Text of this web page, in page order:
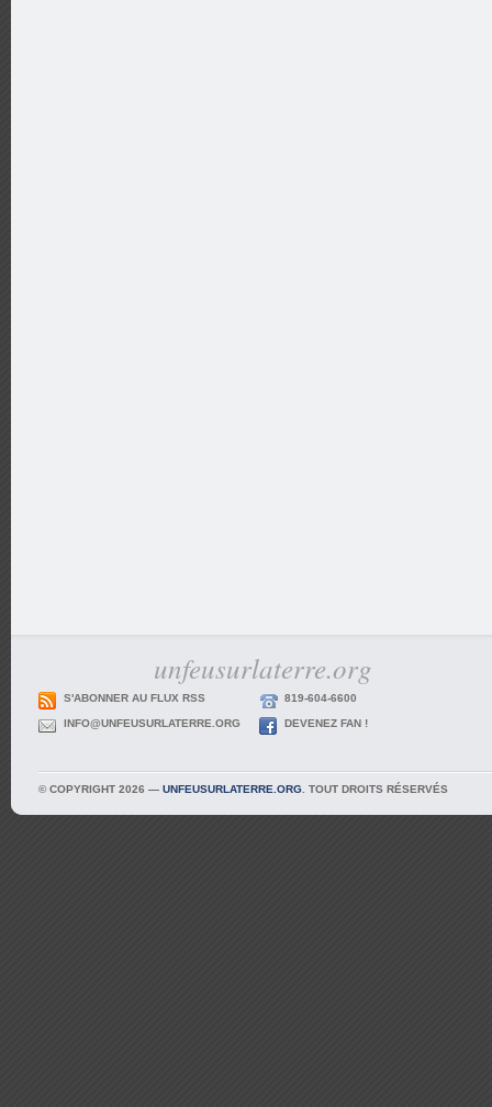
unfeusurlaterre.org
S'ABONNER AU FLUX RSS 819-604-6600
INFO@UNFEUSURLATERRE.ORG DEVENEZ FAN !
© COPYRIGHT 2026 — UNFEUSURLATERRE.ORG . TOUT DROITS RÉSERVÉS